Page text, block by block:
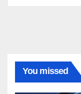
You missed